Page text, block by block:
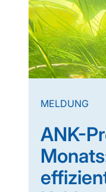
ANK-
MELDUNG